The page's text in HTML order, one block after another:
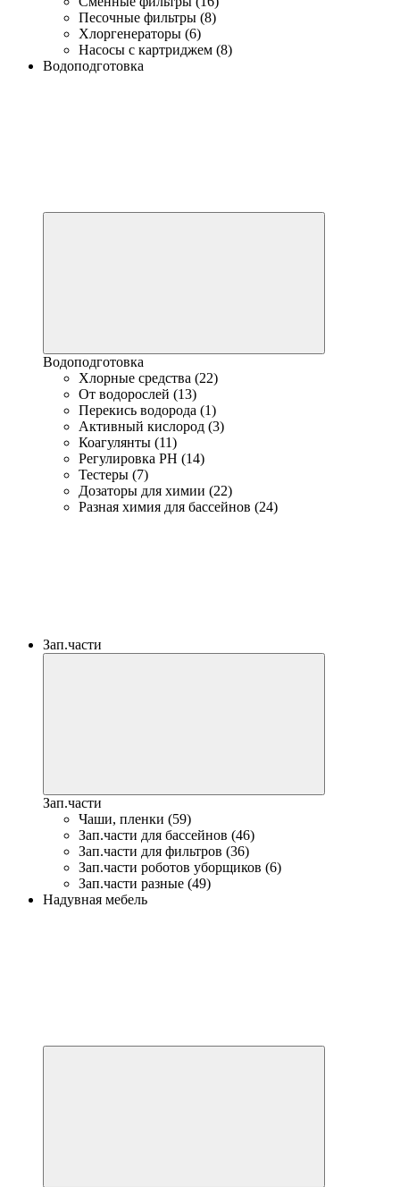
Песочные фильтры (8)
Хлоргенераторы (6)
Насосы с картриджем (8)
Водоподготовка
Водоподготовка
Хлорные средства (22)
От водорослей (13)
Перекись водорода (1)
Активный кислород (3)
Коагулянты (11)
Регулировка PH (14)
Тестеры (7)
Дозаторы для химии (22)
Разная химия для бассейнов (24)
Зап.части
Зап.части
Чаши, пленки (59)
Зап.части для бассейнов (46)
Зап.части для фильтров (36)
Зап.части роботов уборщиков (6)
Зап.части разные (49)
Надувная мебель